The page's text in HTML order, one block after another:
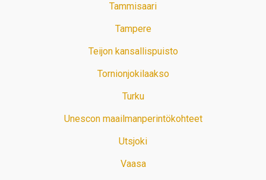
Tammisaari
Tampere
Teijon kansallispuisto
Tornionjokilaakso
Turku
Unescon maailmanperintökohteet
Utsjoki
Vaasa